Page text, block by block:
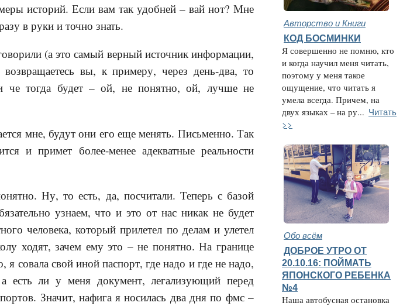
историй. Если вам так удобней – вай нот? Мне
в руки и точно знать.
(а это самый верный источник информации,
вы, к примеру, через день-два, то
че тогда будет – ой, не понятно, ой, лучше не
мне, будут они его еще менять. Письменно. Так
и примет более-менее адекватные реальности
Ну, то есть, да, посчитали. Теперь с базой
узнаем, что и это от нас никак не будет
человека, который прилетел по делам и улетел
ходят, зачем ему это – не понятно. На границе
совала свой иной паспорт, где надо и где не надо,
есть ли у меня документ, легализующий перед
Значит, нафига я носилась два дня по фмс –
Авторство и Книги
КОД БОСМИНКИ
Я совершенно не помню, кто
и когда научил меня читать,
поэтому у меня такое
ощущение, что читать я
умела всегда. Причем, на
двух языках – на ру... Читать
>>
Обо всём
ДОБРОЕ УТРО ОТ
20.10.16: ПОЙМАТЬ
ЯПОНСКОГО РЕБЕНКА
№4
Наша автобусная остановка